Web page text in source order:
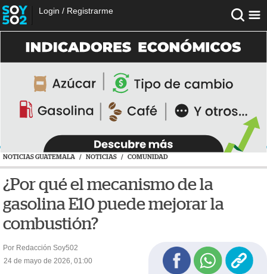
Login / Registrarme
NOTICIAS GUATEMALA / NOTICIAS / COMUNIDAD
¿Por qué el mecanismo de la
gasolina E10 puede mejorar la
combustión?
Por Redacción Soy502
24 de mayo de 2026, 01:00